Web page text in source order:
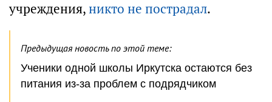
учреждения,никто не пострадал.
Предыдущая новость по этой теме:
Ученики одной школы Иркутска остаются без
питания из-за проблем с подрядчиком